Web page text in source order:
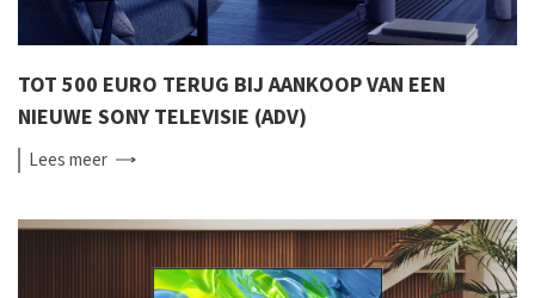
TOT 500 EURO TERUG BIJ AANKOOP VAN EEN
NIEUWE SONY TELEVISIE (ADV)
Leesmeer